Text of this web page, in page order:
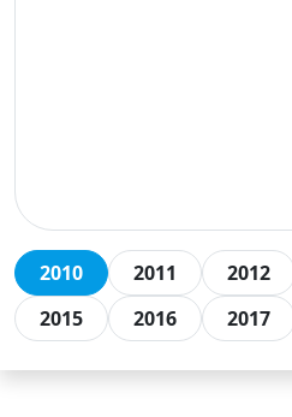
2010 2011 2012
2015
2016 2017